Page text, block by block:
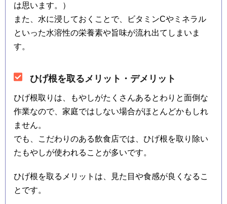
は思います。）
また、水に浸しておくことで、ビタミンCやミネラル
といった水溶性の栄養素や旨味が流れ出てしまいま
す。
ひげ根を取るメリット・デメリット
ひげ根取りは、もやしがたくさんあるとわりと面倒な
作業なので、家庭ではしない場合がほとんどかもしれ
ません。
でも、こだわりのある飲食店では、ひげ根を取り除い
たもやしが使われることが多いです。
ひげ根を取るメリットは、見た目や食感が良くなるこ
とです。